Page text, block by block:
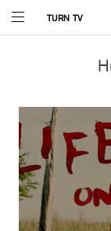
TURN TV